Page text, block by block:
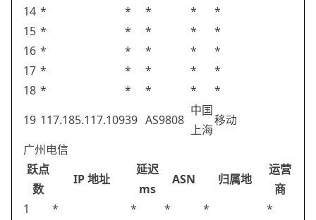
14 * * * *
*
15 * * * *
*
16 * * * *
*
17 * * * *
*
18 * * * *
*
19 117.185.117.10939 AS9808
中国
上海
移动
广州电信
跃点
数
IP 地址
延迟
ms
ASN 归属地
运营
商
1
* * * * *